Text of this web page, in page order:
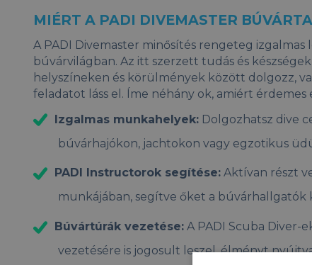
MIÉRT A PADI DIVEMASTER
A PADI Divemaster minősítés rengeteg
búvárvilágban. Az itt szerzett tudás és
helyszíneken és körülmények között dolgozz,
feladatot láss el. Íme néhány ok, amiért
Izgalmas munkahelyek: Dolgozhatsz dive
búvárhajókon, jachtokon vagy egzotikus
PADI Instructorok segítése: Aktívan részt
munkájában, segítve őket a
Búvártúrák vezetése: A PADI Scuba Diver-
vezetésére is jogosult leszel, élményt